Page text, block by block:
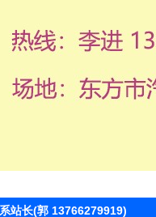
站长(郭 13766279919)